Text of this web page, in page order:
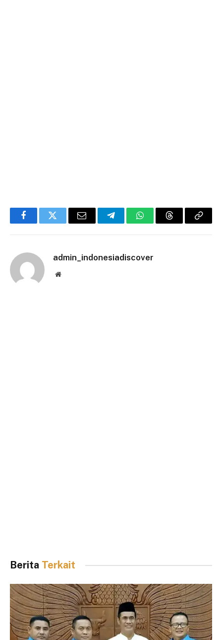
FacebookTwitter Email TelegramWhatsAppThreadsCopy
admin_indonesiadiscover
Website
Berita Terkait